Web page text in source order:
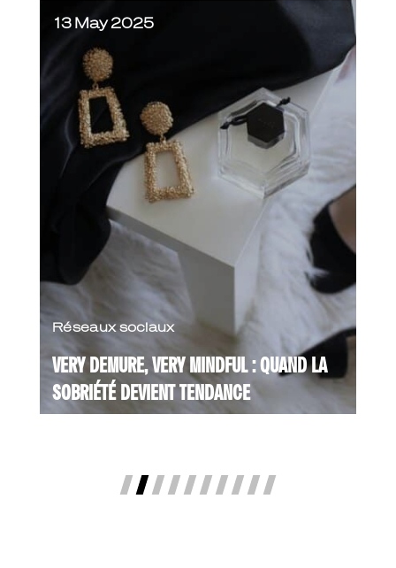
VERY DEMURE, VERY MINDFUL : QUAND LA
SOBRIÉTÉ DEVIENT TENDANCE
Réseaux sociaux
Demure, Very Mindful". ...
13 May 2025